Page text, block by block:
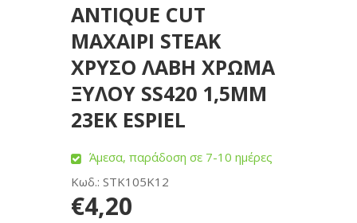
ANTIQUE CUT
ΜΑΧΑΙΡΙ STEAK
ΧΡΥΣΟ ΛΑΒΗ ΧΡΩΜΑ
ΞΥΛΟΥ SS420 1,5MM
23EK ESPIEL
Άμεσα, παράδοση σε 7-10 ημέρες
Κωδ.: STK105K12
€4,20